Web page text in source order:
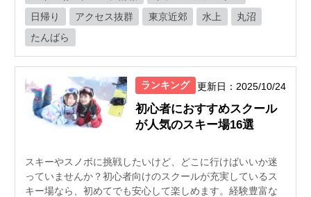
日帰り
アクセス抜群 東京近郊 水上
丸沼
たんばら
ランキング 更新日：2025/10/24
初心者におすすめスクール
が人気のスキー場16選
スキーやスノボに挑戦したいけど、どこに行けばいいか迷
っていませんか？初心者向けのスクールが充実しているス
キー場なら、初めてでも安心して楽しめます。経験豊富な